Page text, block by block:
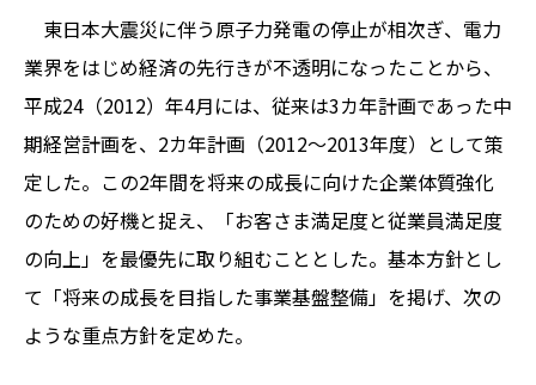
東日本大震災に伴う原子力発電の停止が相次ぎ、電力
業界をはじめ経済の先行きが不透明になったことから、
平成24（2012）年4月には、従来は3カ年計画であった中
期経営計画を、2カ年計画（2012～2013年度）として策
定した。この2年間を将来の成長に向けた企業体質強化
のための好機と捉え、「お客さま満足度と従業員満足度
の向上」を最優先に取り組むこととした。基本方針とし
て「将来の成長を目指した事業基盤整備」を掲げ、次の
ような重点方針を定めた。